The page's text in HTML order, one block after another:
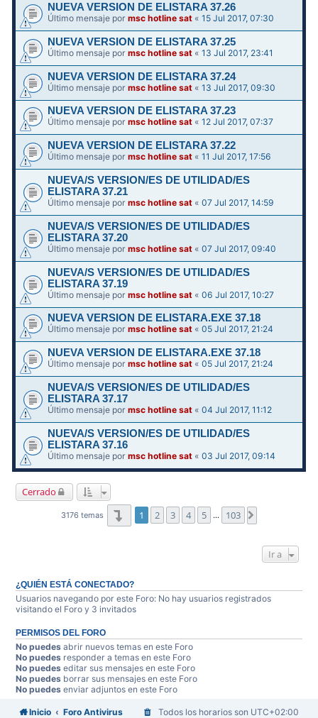
NUEVA VERSION DE ELISTARA 37.26
Último mensaje pormsc hotline sat «15 Jul 2017, 07:30
NUEVA VERSION DE ELISTARA 37.25
Último mensaje pormsc hotline sat «13 Jul 2017, 23:41
NUEVA VERSION DE ELISTARA 37.24
Último mensaje pormsc hotline sat «13 Jul 2017, 09:30
NUEVA VERSION DE ELISTARA 37.23
Último mensaje pormsc hotline sat «12 Jul 2017, 07:37
NUEVA VERSION DE ELISTARA 37.22
Último mensaje pormsc hotline sat «11 Jul 2017, 17:56
NUEVA/S VERSION/ES DE UTILIDAD/ES
ELISTARA 37.21
Último mensaje pormsc hotline sat «07 Jul 2017, 14:59
NUEVA/S VERSION/ES DE UTILIDAD/ES
ELISTARA 37.20
Último mensaje pormsc hotline sat «07 Jul 2017, 09:40
NUEVA/S VERSION/ES DE UTILIDAD/ES
ELISTARA 37.19
Último mensaje pormsc hotline sat «06 Jul 2017, 10:27
NUEVA VERSION DE ELISTARA.EXE 37.18
Último mensaje pormsc hotline sat «05 Jul 2017, 21:24
NUEVA VERSION DE ELISTARA.EXE 37.18
Último mensaje pormsc hotline sat «05 Jul 2017, 21:24
NUEVA/S VERSION/ES DE UTILIDAD/ES
ELISTARA 37.17
Último mensaje pormsc hotline sat «04 Jul 2017, 11:12
NUEVA/S VERSION/ES DE UTILIDAD/ES
ELISTARA 37.16
Último mensaje pormsc hotline sat «03 Jul 2017, 09:14
Cerrado
3176 temas Página1 de 103
1 2 3 4 5 … 103
Ir a
¿QUIÉN ESTÁ CONECTADO?
Usuarios navegando por este Foro: No hay usuarios registrados
visitando el Foro y 3 invitados
PERMISOS DEL FORO
No puedes abrir nuevos temas en este Foro
No puedes responder a temas en este Foro
No puedes editar sus mensajes en este Foro
No puedes borrar sus mensajes en este Foro
No puedes enviar adjuntos en este Foro
Inicio Foro Antivirus Todos los horarios son UTC+02:00